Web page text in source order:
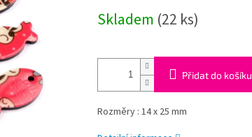
cena:
Skladem (22 ks)
Přidat do košíku
Rozměry : 14 x 25 mm